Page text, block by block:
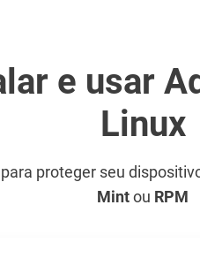
e usar
Linux
proteger seu
Mintou RPM